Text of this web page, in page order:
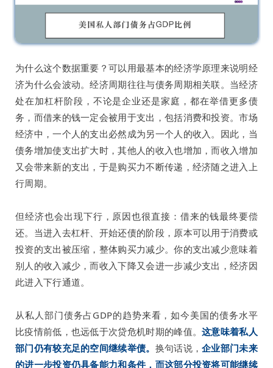
为什么这个数据重要？可以用最基本的经济学原理来说明经
济为什么会波动。经济周期往往与债务周期相关联。当经济
处在加杠杆阶段，不论是企业还是家庭，都在举借更多债
务，而借来的钱一定会被用于支出，包括消费和投资。市场
经济中，一个人的支出必然成为另一个人的收入。因此，当
债务增加使支出扩大时，其他人的收入也增加，而收入增加
又会带来新的支出，于是购买力不断传递，经济随之进入上
行周期。
但经济也会出现下行，原因也很直接：借来的钱最终要偿
还。当进入去杠杆、开始还债的阶段，原本可以用于消费或
投资的支出被压缩，整体购买力减少。你的支出减少意味着
别人的收入减少，而收入下降又会进一步减少支出，经济因
此进入下行通道。
从私人部门债务占GDP的趋势来看，如今美国的债务水平
比疫情前低，也远低于次贷危机时期的峰值。这意味着私人
部门仍有较充足的空间继续举债。 换句话说，企业部门未来
的进一步投资仍具备能力和条件，而这部分投资将可能继续